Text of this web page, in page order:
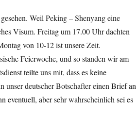
Weil Peking – Shenyang eine
Visum. Freitag um 17.00 Uhr dachten
von 10-12 ist unsere Zeit.
Feierwoche, und so standen wir am
teilte uns mit, dass es keine
deutscher Botschafter einen Brief an
eventuell, aber sehr wahrscheinlich sei es